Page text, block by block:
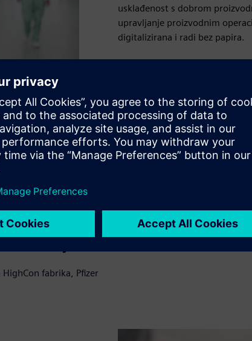
usklađenost s dobrom
upravljanje proizvodnim
digitalizirana i radi bez papira.
umrežavanju
može proizvoditi
resursa.
fabrika, Pfizer